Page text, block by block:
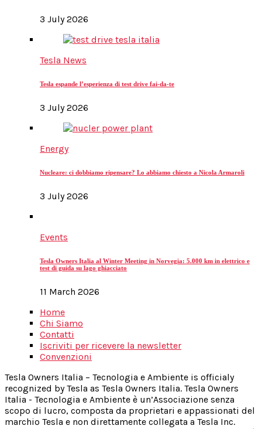
3 July 2026
Tesla News
Tesla espande l’esperienza di test drive fai-da-te
3 July 2026
Energy
Nucleare: ci dobbiamo ripensare? Lo abbiamo chiesto a Nicola Armaroli
3 July 2026
Events
Tesla Owners Italia al Winter Meeting in Norvegia: 5.000 km in elettrico e
test di guida su lago ghiacciato
11 March 2026
Home
Chi Siamo
Contatti
Iscriviti per ricevere la newsletter
Convenzioni
Tesla Owners Italia – Tecnologia e Ambiente is officialy
recognized by Tesla as Tesla Owners Italia. Tesla Owners
Italia - Tecnologia e Ambiente è un’Associazione senza
scopo di lucro, composta da proprietari e appassionati del
marchio Tesla e non direttamente collegata a Tesla Inc.